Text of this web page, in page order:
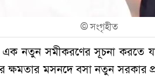
©সংগৃহীত
নতুন সমীকরণের সূচনা করতে
ক্ষমতার মসনদে বসা নতুন সরকার